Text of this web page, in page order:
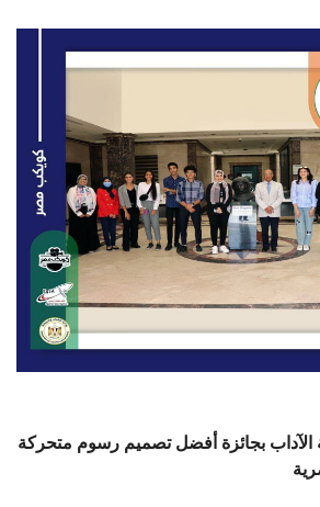
تواصل معنا
الطلاب
هيئة التدريس
الدراسات العليا
الآداب بجائزة أفضل تصميم رسوم متحركة